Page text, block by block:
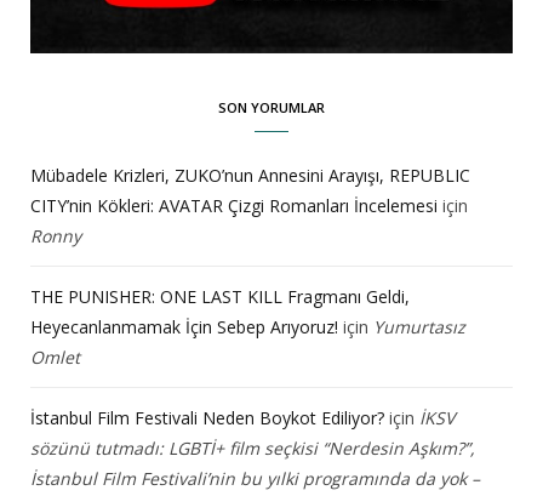
SON YORUMLAR
Mübadele Krizleri, ZUKO’nun Annesini Arayışı, REPUBLIC
CITY’nin Kökleri: AVATAR Çizgi Romanları İncelemesi için
Ronny
THE PUNISHER: ONE LAST KILL Fragmanı Geldi,
Heyecanlanmamak İçin Sebep Arıyoruz! için Yumurtasız
Omlet
İstanbul Film Festivali Neden Boykot Ediliyor? için İKSV
sözünü tutmadı: LGBTİ+ film seçkisi “Nerdesin Aşkım?”,
İstanbul Film Festivali’nin bu yılki programında da yok –